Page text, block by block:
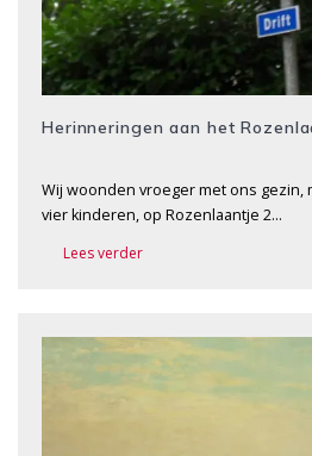
Herinneringen aan het
Wij woonden vroeger met ons gezin,
vier kinderen, op Rozenlaantje 2…
Lees verder